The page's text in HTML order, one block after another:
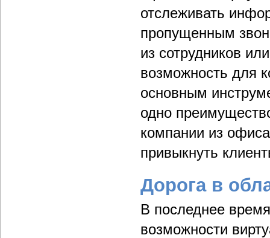
отслеживать
пропущенным
из сотрудников
возможность для
основным
одно
компании из
привыкнуть
Дорога в
В последнее
возможности